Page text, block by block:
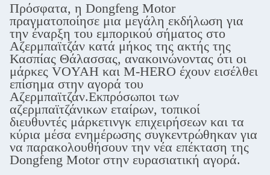
Πρόσφατα, η Dongfeng Motor
πραγματοποίησε μια μεγάλη εκδήλωση για
την έναρξη του εμπορικού σήματος στο
Αζερμπαϊτζάν κατά μήκος της ακτής της
Κασπίας Θάλασσας, ανακοινώνοντας ότι οι
μάρκες VOYAH και M-HERO έχουν εισέλθει
επίσημα στην αγορά του
Αζερμπαϊτζάν.Εκπρόσωποι των
αζερμπαϊτζάνικων εταίρων, τοπικοί
διευθυντές μάρκετινγκ επιχειρήσεων και τα
κύρια μέσα ενημέρωσης συγκεντρώθηκαν για
να παρακολουθήσουν την νέα επέκταση της
Dongfeng Motor στην ευρασιατική αγορά.